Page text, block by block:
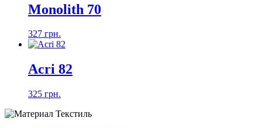
Monolith 70
327 грн.
Acri 82
325 грн.